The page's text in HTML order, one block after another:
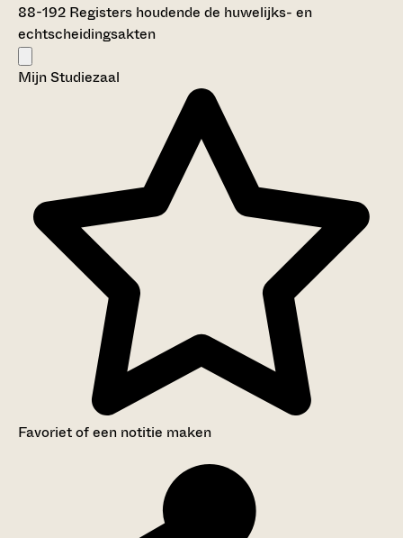
88-192 Registers houdende de huwelijks- en
echtscheidingsakten
Mijn Studiezaal
Favoriet of een notitie maken